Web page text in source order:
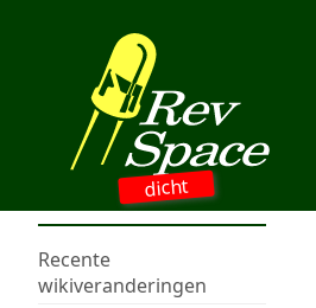
dicht
Recente
wikiveranderingen